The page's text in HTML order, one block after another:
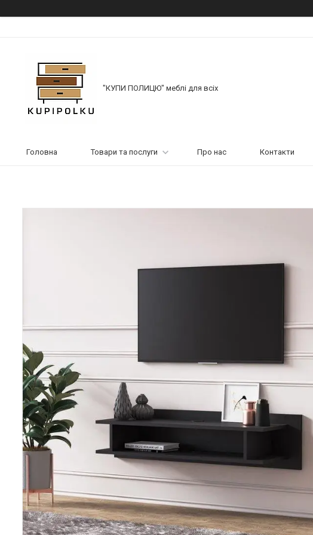
"КУПИ ПОЛИЦЮ" меблі для всіх
Головна Товари та послуги Про нас Контакти